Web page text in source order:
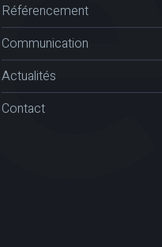
Référencement
Communication
Actualités
Contact